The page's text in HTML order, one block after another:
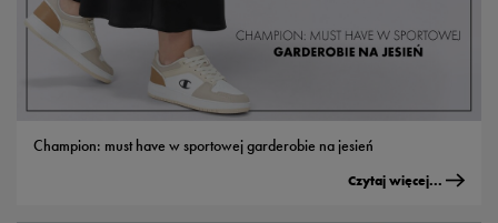
Champion: must have w sportowej garderobie na jesień
Czytaj więcej...